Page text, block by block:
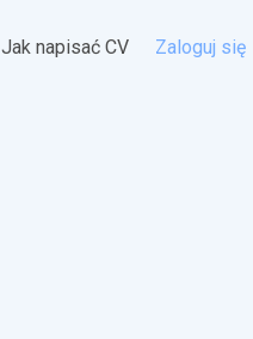
Jak napisać CV Zaloguj się